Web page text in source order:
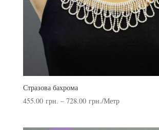
Стразова бахрома
455.00 грн. – 728.00 грн./Метр